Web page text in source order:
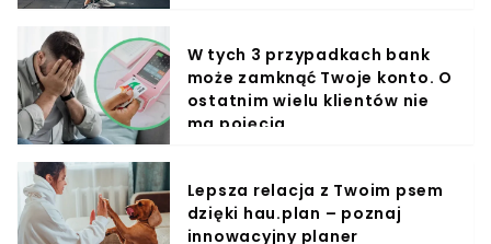
W tych 3 przypadkach bank
może zamknąć Twoje konto. O
ostatnim wielu klientów nie
ma pojęcia
Lepsza relacja z Twoim psem
dzięki hau.plan – poznaj
innowacyjny planer